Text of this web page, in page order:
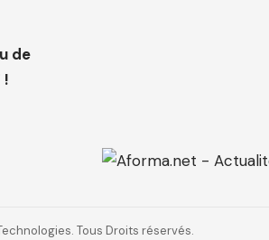
de
!
Tous Droits réservés.